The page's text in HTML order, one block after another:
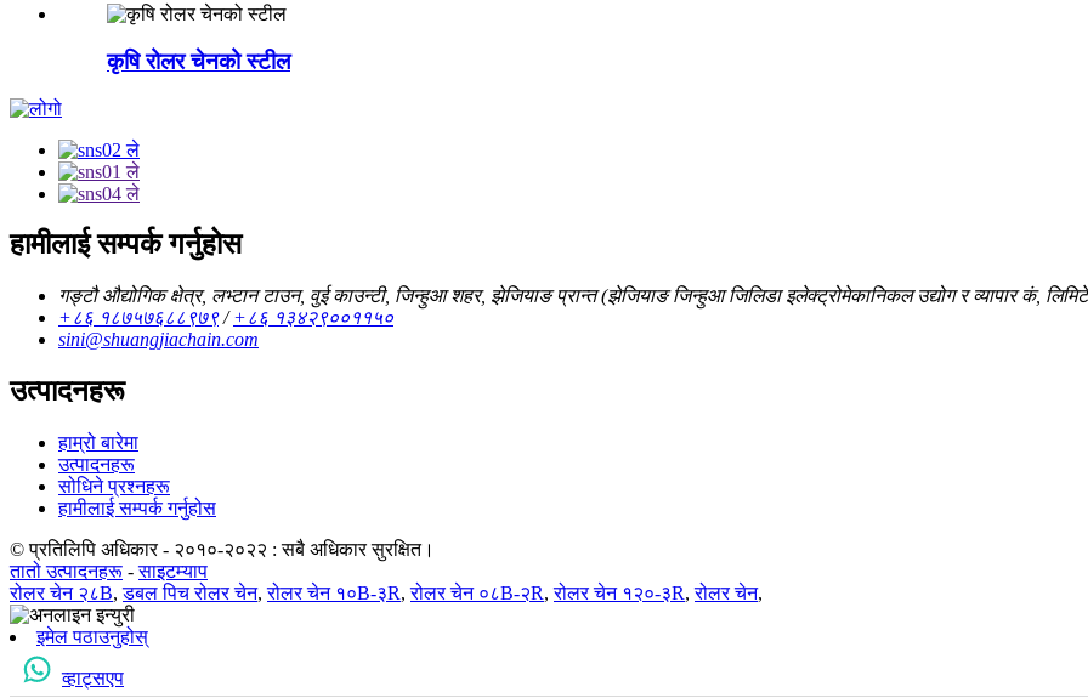
कृषि रोलर चेनको स्टील
हामीलाई सम्पर्क गर्नुहोस
गङ्टौ औद्योगिक क्षेत्र, लभ्टान टाउन, वुई काउन्टी, जिन्हुआ शहर, झेजियाङ प्रान्त (झेजियाङ जिन्हुआ जिलिडा इलेक्ट्रोमेकानिकल उद्योग र व्यापार कं,
+८६ १८७५७६८८९७९/+८६ १३४२९००११५०
sini@shuangjiachain.com
उत्पादनहरू
हाम्रो बारेमा
उत्पादनहरू
सोधिने प्रश्नहरू
हामीलाई सम्पर्क गर्नुहोस
© प्रतिलिपि अधिकार - २०१०-२०२२ : सबै अधिकार सुरक्षित।
तातो उत्पादनहरू -साइटम्याप
रोलर चेन २८B,डबल पिच रोलर चेन,रोलर चेन १०B-३R,रोलर चेन ०८B-२R,रोलर चेन १२०-३R,रोलर चेन,
इमेल पठाउनुहोस्
व्हाट्सएप